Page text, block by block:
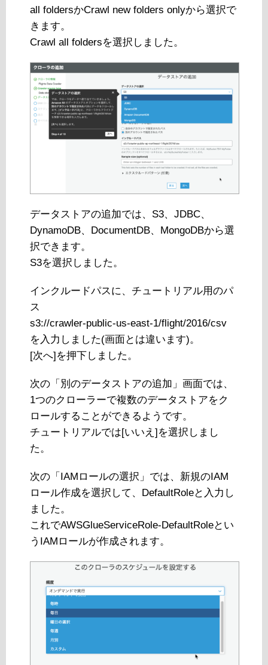
all foldersかCrawl new folders onlyから選択で
きます。
Crawl all foldersを選択しました。
データストアの追加では、S3、JDBC、
DynamoDB、DocumentDB、MongoDBから選
択できます。
S3を選択しました。
インクルードパスに、チュートリアル用のパ
ス
s3://crawler-public-us-east-1/flight/2016/csv
を入力しました(画面とは違います)。
[次へ]を押下しました。
次の「別のデータストアの追加」画面では、
1つのクローラーで複数のデータストアをク
ロールすることができるようです。
チュートリアルでは[いいえ]を選択しまし
た。
次の「IAMロールの選択」では、新規のIAM
ロール作成を選択して、DefaultRoleと入力し
ました。
これでAWSGlueServiceRole-DefaultRoleとい
うIAMロールが作成されます。